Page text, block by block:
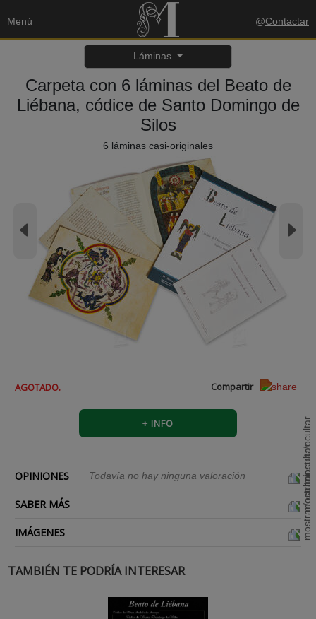
Menú @Contactar
Láminas
Carpeta con 6 láminas del Beato de
Liébana, códice de Santo Domingo de
Silos
6 láminas casi-originales
AGOTADO. Compartir
+ INFO
OPINIONES Todavía no hay ninguna valoración
SABER MÁS
IMÁGENES
TAMBIÉN TE PODRÍA INTERESAR